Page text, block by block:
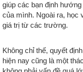
giúp các bạn định
của mình. Ngoài ra, học
giá trị từ các trường.
Không chỉ thế, quyết
hiện nay cũng là một